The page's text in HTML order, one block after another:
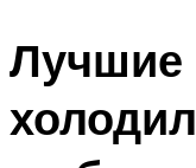
Лучшие